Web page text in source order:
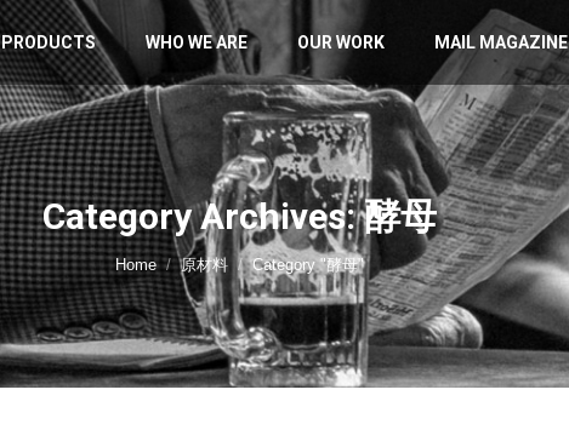
PRODUCTS WHO WE ARE OUR WORK MAIL MAGAZINE
Category Archives: 酵母
You are here:
Home 原材料 Category "酵母"